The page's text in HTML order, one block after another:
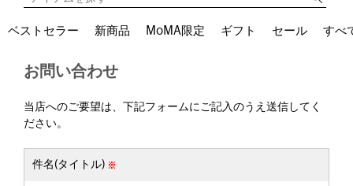
ベストセラー 新商品 MoMA限定 ギフト セール すべ
お問い合わせ
当店へのご要望は、下記フォームにご記入のうえ送信してく
ださい。
件名(タイトル)